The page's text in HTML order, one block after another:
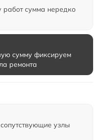
сумма нередко
сумму фиксируем
ремонта
узлы